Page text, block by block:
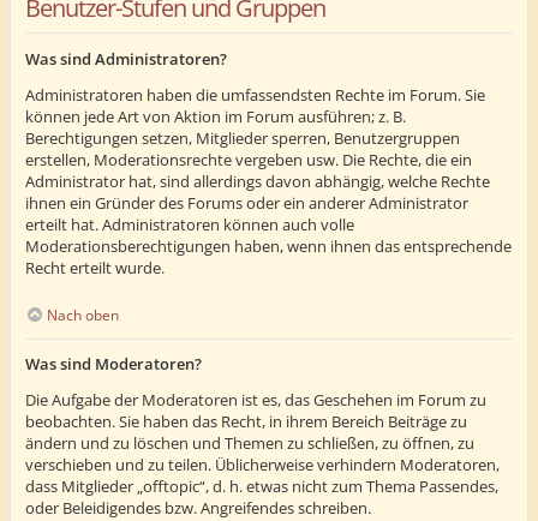
Benutzer-Stufen und Gruppen
Was sind Administratoren?
Administratoren haben die umfassendsten Rechte im Forum. Sie
können jede Art von Aktion im Forum ausführen; z. B.
Berechtigungen setzen, Mitglieder sperren, Benutzergruppen
erstellen, Moderationsrechte vergeben usw. Die Rechte, die ein
Administrator hat, sind allerdings davon abhängig, welche Rechte
ihnen ein Gründer des Forums oder ein anderer Administrator
erteilt hat. Administratoren können auch volle
Moderationsberechtigungen haben, wenn ihnen das entsprechende
Recht erteilt wurde.
Nach oben
Was sind Moderatoren?
Die Aufgabe der Moderatoren ist es, das Geschehen im Forum zu
beobachten. Sie haben das Recht, in ihrem Bereich Beiträge zu
ändern und zu löschen und Themen zu schließen, zu öffnen, zu
verschieben und zu teilen. Üblicherweise verhindern Moderatoren,
dass Mitglieder „offtopic“, d. h. etwas nicht zum Thema Passendes,
oder Beleidigendes bzw. Angreifendes schreiben.